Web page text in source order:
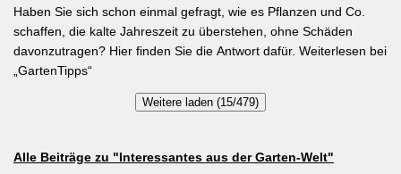
speichern und das Wohnumfeld insgesamt lebenswerter zu
gestalten. Insgesamt drei Gärten werden prämiert. Insgesamt drei
gleichwertige Sieger werden durch eine Expertenjury, bestehend
aus Vertretern der Gemeinde Unterhaching sowie des
gewinnen gibt es jeweils einen Gutschein von Pflanzen-Kölle
das Anmeldeformular siehe auf den Seiten der Gemeinde
Haben Sie sich schon einmal gefragt, wie es Pflanzen und Co.
schaffen, die kalte Jahreszeit zu überstehen, ohne Schäden
davonzutragen? Hier finden Sie die Antwort dafür. Weiterlesen bei
„GartenTipps“
Weitere laden (15/479)
Alle Beiträge zu "Interessantes aus der Garten-Welt"